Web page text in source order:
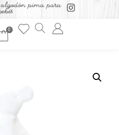
pima para
0